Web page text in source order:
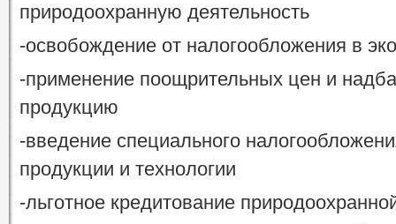
природоохранную деятельность
-освобождение от налогообложения в
-применение поощрительных цен и
продукцию
-введение специального
продукции и технологии
-льготное кредитование